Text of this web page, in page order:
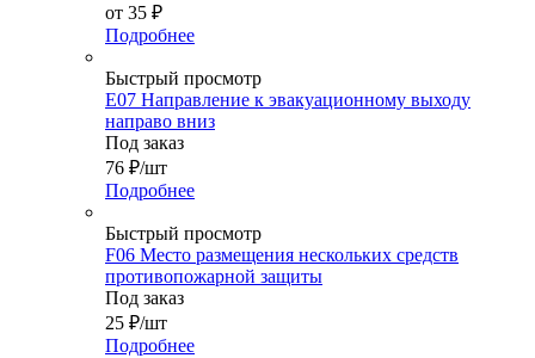
от 35 ₽
Подробнее
Быстрый просмотр
E07 Направление к эвакуационному выходу
направо вниз
Под заказ
76 ₽/шт
Подробнее
Быстрый просмотр
F06 Место размещения нескольких средств
противопожарной защиты
Под заказ
25 ₽/шт
Подробнее